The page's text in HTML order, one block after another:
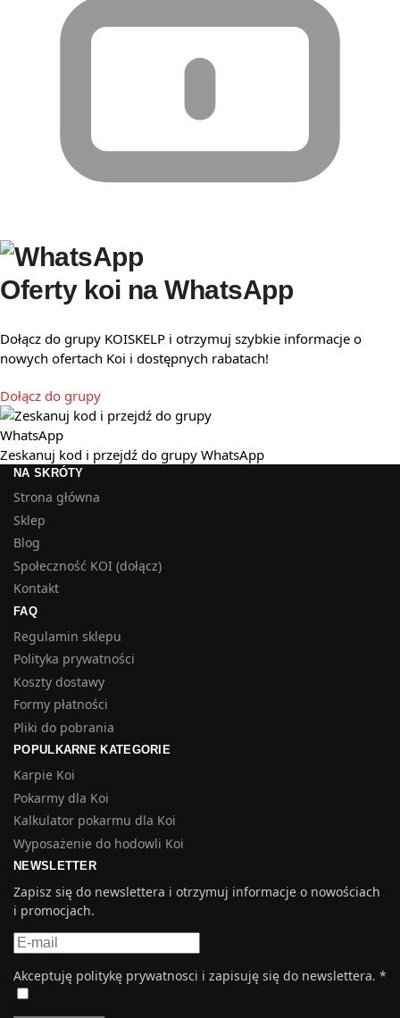
Oferty koi na WhatsApp
Dołącz do grupy KOISKELP i otrzymuj szybkie informacje o
nowych ofertach Koi i dostępnych rabatach!
Dołącz do grupy
Zeskanuj kod i przejdź do grupy WhatsApp
NA SKRÓTY
Strona główna
Sklep
Blog
Społeczność KOI (dołącz)
Kontakt
FAQ
Regulamin sklepu
Polityka prywatności
Koszty dostawy
Formy płatności
Pliki do pobrania
POPULKARNE KATEGORIE
Karpie Koi
Pokarmy dla Koi
Kalkulator pokarmu dla Koi
Wyposażenie do hodowli Koi
NEWSLETTER
Zapisz się do newslettera i otrzymuj informacje o nowościach
i promocjach.
Akceptuję politykę prywatnosci i zapisuję się do newslettera. *